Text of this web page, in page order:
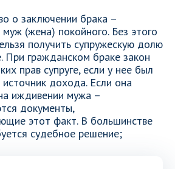
о заключении брака –
(жена) покойного. Без этого
получить супружескую долю
При гражданском браке закон
прав супруге, если у нее был
источник дохода. Если она
иждивении мужа –
документы,
этот факт. В большинстве
судебное решение;